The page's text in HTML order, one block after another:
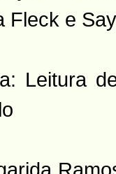
Fleck e
Leitura